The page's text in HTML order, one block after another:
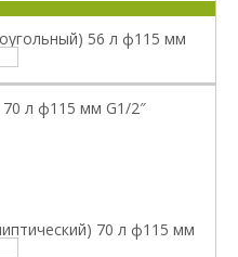
56 л ф115 мм
л ф115 мм G1/2″
70 л ф115 мм